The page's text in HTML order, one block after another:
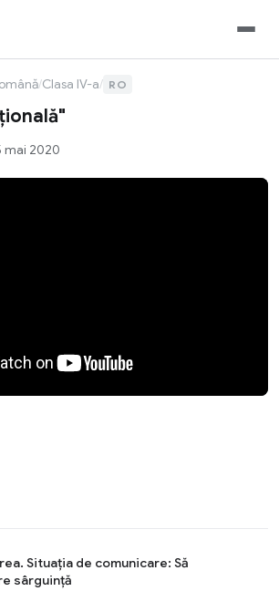
/Clasa IV-a/ RO
mai 2020
Situația de comunicare: Să
sârguinţă